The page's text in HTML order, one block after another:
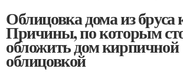
Облицовка дома из
Причины, по которым
обложить дом кирпичной
облицовкой